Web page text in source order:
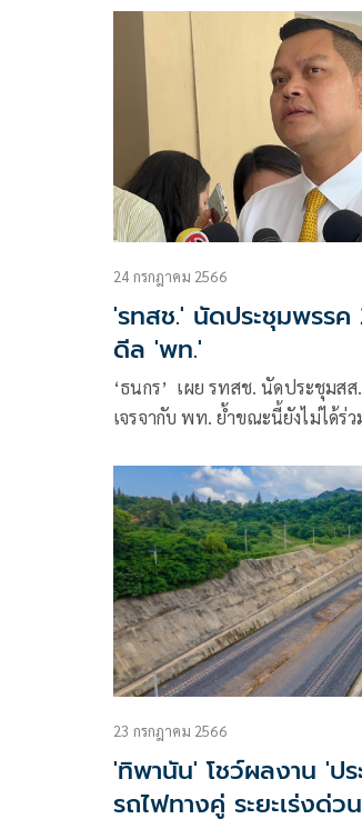
24 กรกฎาคม 2566
'รทสช.​' นัดประชุมพรรค
ดีล 'พท.'
‘ธนกร’ ​ เผย​ รทสช.​ นัดประชุมส
เจรจากับ พท. ย้ำขณะนี้ยังไม่ได้ร่วมรัฐบาล ถามด้อมส้ม​
23 กรกฎาคม 2566
'ทิพานัน' โชว์ผลงาน 'ป
รถไฟทางคู่ ระยะเร่งด่ว